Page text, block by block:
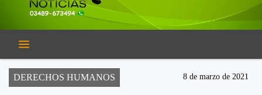
DERECHOS HUMANOS 8 de marzo de 2021